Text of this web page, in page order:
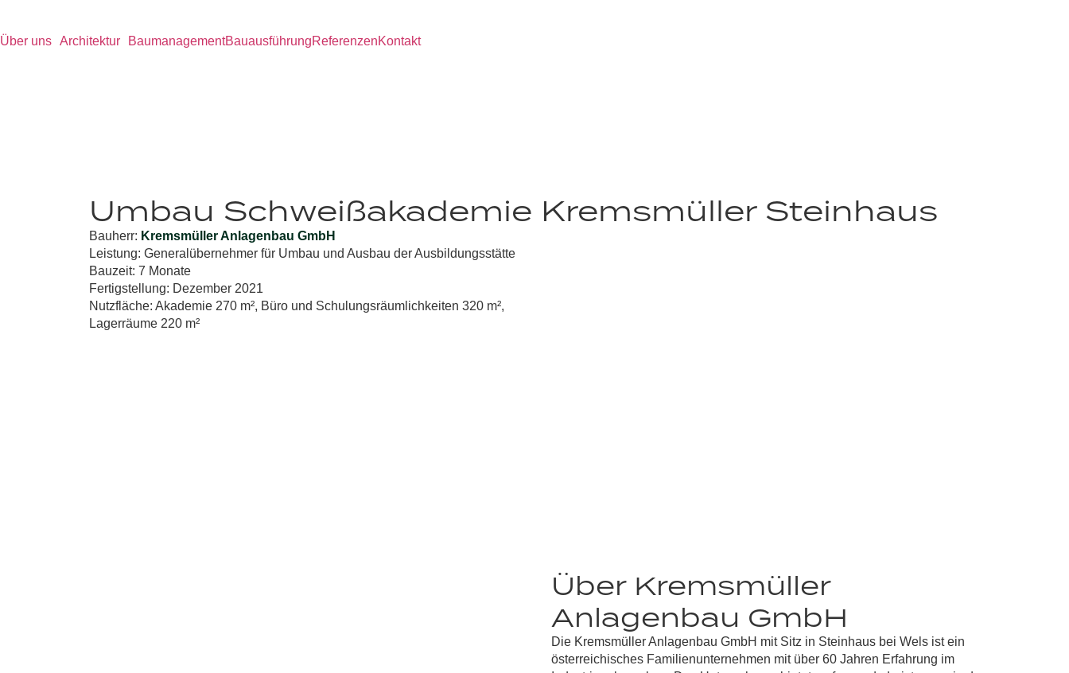
Über uns Architektur BaumanagementBauausführungReferenzenKontakt
Umbau Schweißakademie Kremsmüller Steinhaus
Bauherr: Kremsmüller Anlagenbau GmbH
Leistung: Generalübernehmer für Umbau und Ausbau der Ausbildungsstätte
Bauzeit: 7 Monate
Fertigstellung: Dezember 2021
Nutzfläche: Akademie 270 m², Büro und Schulungsräumlichkeiten 320 m²,
Lagerräume 220 m²
Über Kremsmüller
Anlagenbau GmbH
Die Kremsmüller Anlagenbau GmbH mit Sitz in Steinhaus bei Wels ist ein
österreichisches Familienunternehmen mit über 60 Jahren Erfahrung im